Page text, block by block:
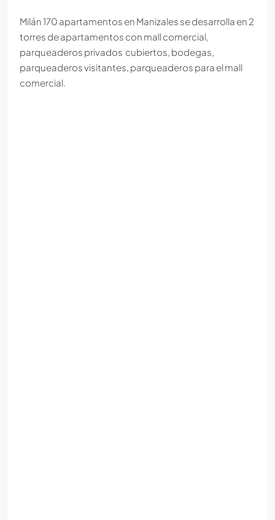
Milán 170 apartamentos en Manizales se desarrolla en 2
torres de apartamentos con mall comercial,
parqueaderos privados cubiertos, bodegas,
parqueaderos visitantes, parqueaderos para el mall
comercial.